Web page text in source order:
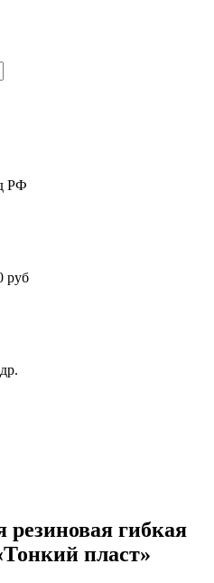
РФ
руб
гибкая
пласт»